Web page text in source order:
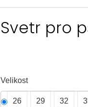
Svetr pro
Velikost
26 29 32